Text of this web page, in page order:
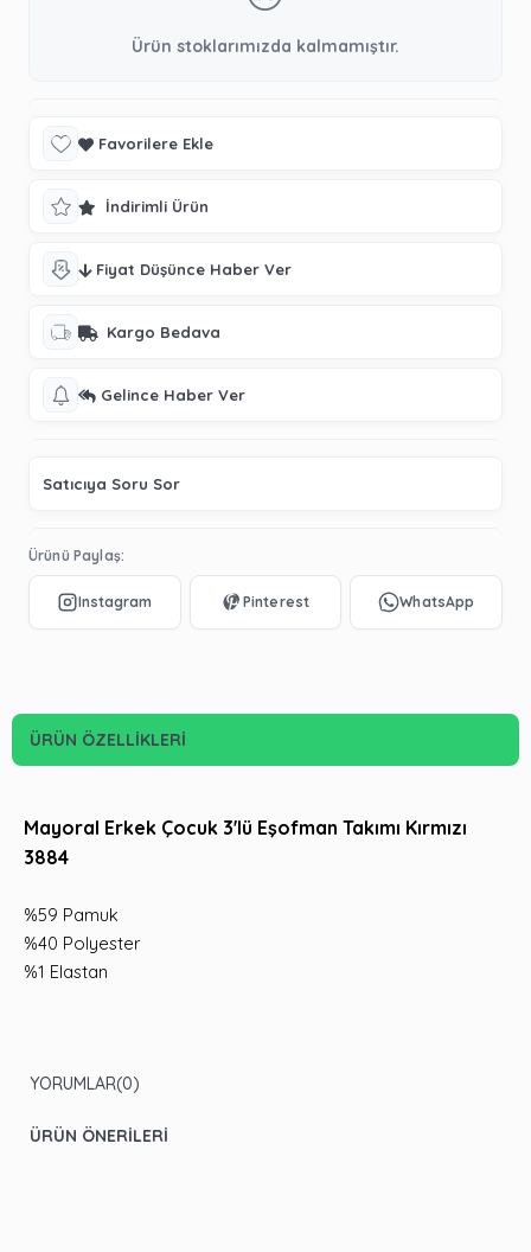
Ürün stoklarımızda kalmamıştır.
Favorilere Ekle
İndirimli Ürün
Fiyat Düşünce Haber Ver
Kargo Bedava
Gelince Haber Ver
Satıcıya Soru Sor
Ürünü Paylaş:
ÜRÜN ÖZELLIKLERI
Mayoral Erkek Çocuk 3'lü Eşofman Takımı Kırmızı
3884
%59 Pamuk
%40 Polyester
%1 Elastan
YORUMLAR(0)
ÜRÜN ÖNERILERI